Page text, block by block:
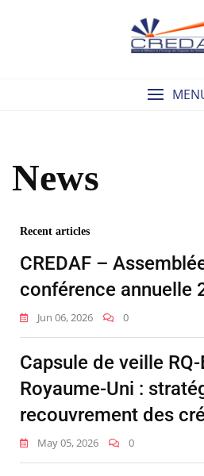
News
Recent articles
CREDAF –
conférence annuelle
Jun 06, 2026 0
Capsule de veille
Royaume-Uni :
recouvrement des
May 05, 2026 0